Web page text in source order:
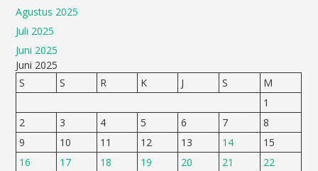
Agustus 2025
Juli 2025
Juni 2025
Juni 2025
S
S R K J S
M
1
2
3 4 5 6 7
8
9
10 11 12 13 14
15
16
17 18 19 20 21
22